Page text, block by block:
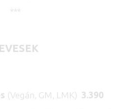
***
(Vegán, GM, LMK) 3.390